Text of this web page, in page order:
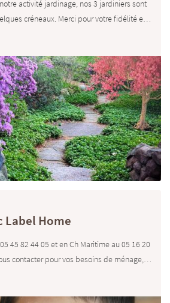
activité jardinage, nos 3 jardiniers sont
créneaux. Merci pour votre fidélité et
de remplacements sur Juillet ont
à nous solliciter pour ce mois d'aout.
JARNAC ANGOULEMENT (05 45 82 44 05) et
ROCHEFORT (05 16 20 24 68) nous
pour répondre à vos besoins de garde
Label Home
45 82 44 05 et en Ch Maritime au 05 16 20
contacter pour vos besoins de ménage,
d'enfants. Il ne nous reste que
plus!